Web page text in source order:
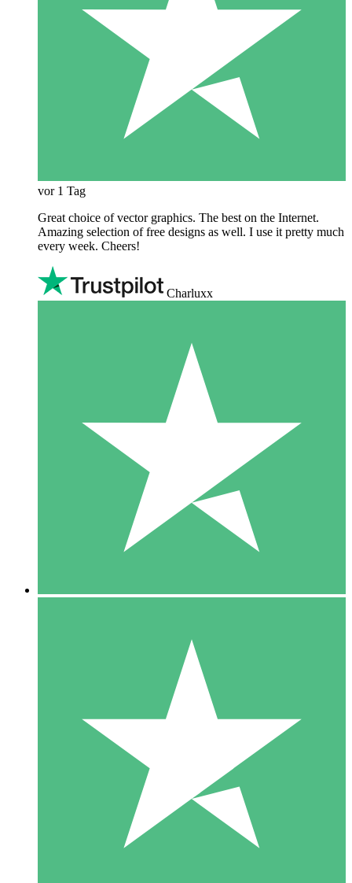
vor 1 Tag
Great choice of vector graphics. The best on the Internet.
Amazing selection of free designs as well. I use it pretty much
every week. Cheers!
Charluxx